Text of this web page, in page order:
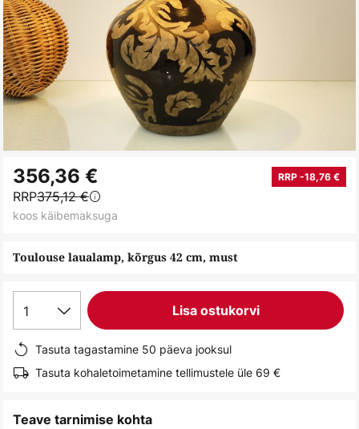
to
the
beginning
the
Toulouse laualamp, kõrgus 42 cm, must
356,36 € RRP -18,76 €
RRP375,12 €
koos käibemaksuga
1 Lisa ostukorvi
Tasuta tagastamine 50 päeva jooksul
Tasuta kohaletoimetamine tellimustele üle 69 €
Teave tarnimise kohta